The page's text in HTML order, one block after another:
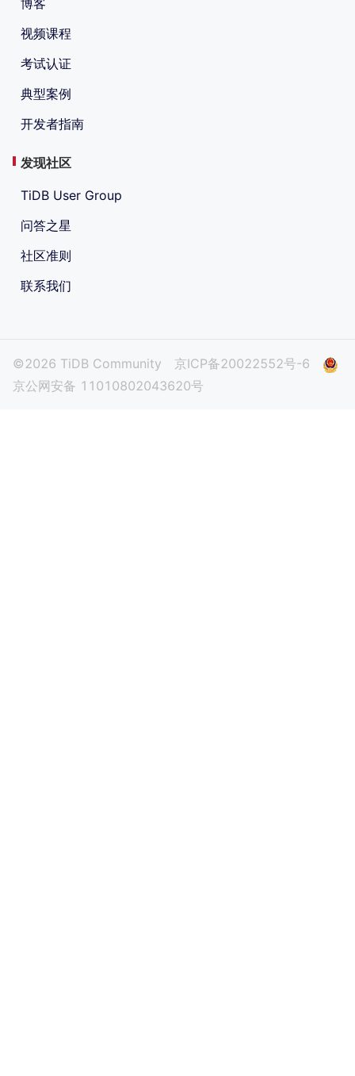
博客
视频课程
考试认证
典型案例
开发者指南
发现社区
TiDB User Group
问答之星
社区准则
联系我们
©2026 TiDB Community
京ICP备20022552号-6
京公网安备 11010802043620号